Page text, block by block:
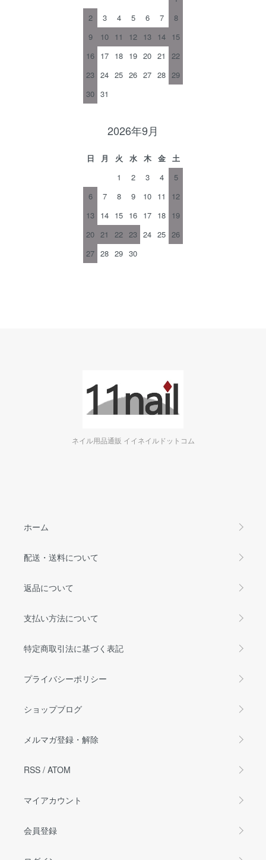
2
3 4 5 6 7
8
9
10 11 12 13 14 15
16 17 18 19 20 21
22
23 24 25 26 27 28 29
30 31
2026年9月
日 月 火 水 木 金
土
1
2 3 4
5
6
7 8 9 10 11
12
13 14 15 16 17 18 19
20 21 22 23 24 25 26
27 28 29 30
ネイル用品通販 イイネイルドットコム
ホーム
配送・送料について
返品について
支払い方法について
特定商取引法に基づく表記
プライバシーポリシー
ショップブログ
メルマガ登録・解除
RSS / ATOM
マイアカウント
会員登録